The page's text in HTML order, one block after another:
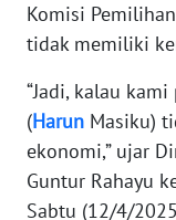
Komisi
tidak memiliki
“Jadi, kalau
(Harun Masiku)
ekonomi,” ujar
Guntur Rahayu
Sabtu (12/4/
INDEKS
BERITA
KONTAK
KAMI
INFO